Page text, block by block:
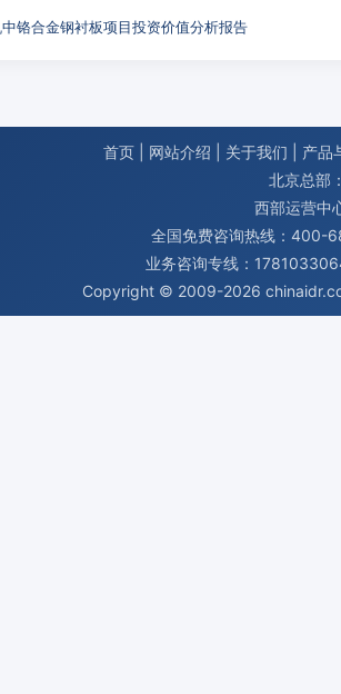
铬合金钢衬板项目投资价值分析报告
首页 网站介绍 关于我们
产品
北京总部
西部运营中
全国免费咨询热线：400-
业务咨询专线：
Copyright © 2009-2026